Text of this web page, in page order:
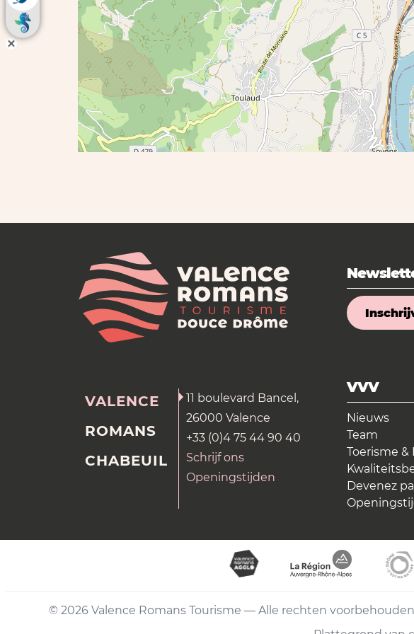
VALENCE
ROMANS
CHABEUIL
11 boulevard Bancel,
26000 Valence
+33 (0)4 75 44 90 40
Schrijf ons
Openingstijden
VVV
Nieuws
Team
Toerisme &
Devenez
© 2026 Valence Romans Tourisme — Alle rechten voorbehouden